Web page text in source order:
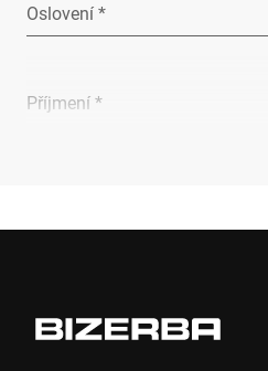
Oslovení *
Příjmení *